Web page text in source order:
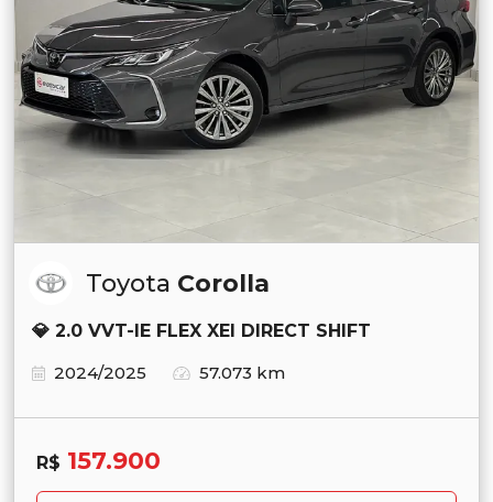
Toyota Corolla
💎 2.0 VVT-IE FLEX XEI DIRECT SHIFT
2024/2025
57.073 km
R$ 157.900